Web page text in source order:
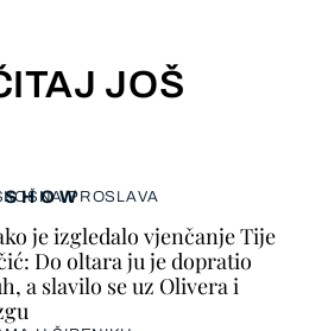
JOŠ
SHOWPROSLAVA
je izgledalo vjenčanje Tije
Do oltara ju je dopratio
a slavilo se uz Olivera i